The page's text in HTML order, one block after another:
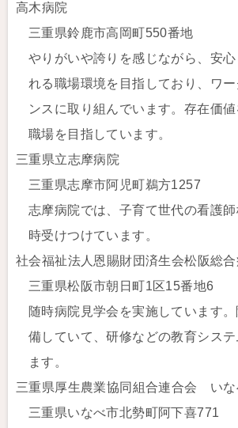
高木病院
三重県鈴鹿市高岡町550番地
やりがいや誇りを感じながら、安
れる職場環境を目指しており、ワ
ンスに取り組んでいます。存在価
職場を目指しています。
三重県立志摩病院
三重県志摩市阿児町鵜方1257
志摩病院では、子育て世代の看護
時受けつけています。
社会福祉法人恩賜財団済生会松阪総合
三重県松阪市朝日町1区15番地6
随時病院見学会を実施しています
備していて、研修などの教育シス
ます。
三重県厚生農業協同組合連合会 いな
三重県いなべ市北勢町阿下喜771